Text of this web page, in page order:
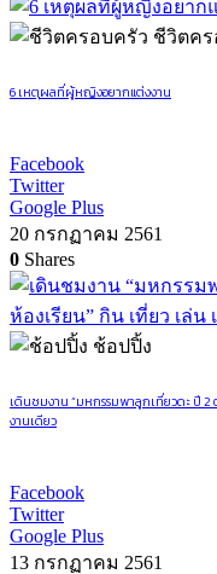
ชีวิตค
6 เหตุผลที่ผู้หญิงอยากแต่งงาน
Facebook
Twitter
Google Plus
20 กรกฏาคม 2561
0 Shares
ช้อปปิ้ง
เดินชมงาน “มหกรรมพาลูกเที่ยวดะ ปี 2
งานเดียว
Facebook
Twitter
Google Plus
13 กรกฏาคม 2561